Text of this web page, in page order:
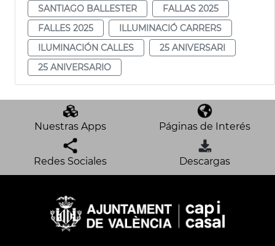
SANTIAGO BALLESTER
FALLAS 2025
FALLES 2025
ILLUMINACIÓ CARRERS
ILUMINACIÓN CALLES
25 ANIVERSARI
25 ANIVERSARIO
Nuestras Apps Páginas de Interés
Redes Sociales Descargas